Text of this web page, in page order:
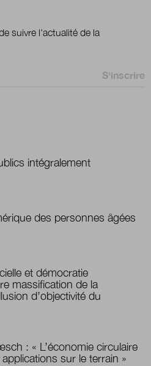
suivre l'actualité de la
intégralement
des personnes âgées
et démocratie
massification de la
d’objectivité du
: « L’économie circulaire
sur le terrain »